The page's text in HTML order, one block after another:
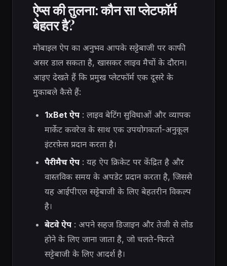
ऐप्स की तुलना: कौन सा प्लेटफॉर्म
बेहतर है?
मोबाइल ऐप का अनुभव आपके सट्टेबाजी पर काफी
असर डाल सकता है, खासकर लाइव मैचों के दौरान।
आइए देखते हैं कि प्रमुख प्लेटफॉर्म एक दूसरे के
मुकाबले कैसे हैं:
1xBet ऐप: लाइव बेटिंग सुविधाओं और व्यापक
मार्केट कवरेज के साथ एक उपयोगकर्ता-अनुकूल
इंटरफ़ेस प्रदान करता है।
पैरीमैच ऐप: यह ऐप क्रिकेट पर केंद्रित है और
वास्तविक समय के अपडेट प्रदान करता है, जिससे
यह आईपीएल सट्टेबाजी के लिए बेहतरीन विकल्प
है।
बेटवे ऐप: अपने सहज डिजाइन और तेजी से लोड
होने के लिए जाना जाता है, जो चलते-फिरते
सट्टेबाजी के लिए आदर्श है।